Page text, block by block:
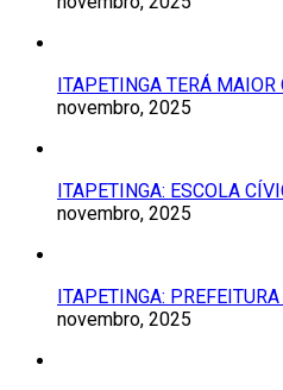
ITAPETINGA TERÁ
novembro, 2025
ITAPETINGA: ESCOLA
novembro, 2025
ITAPETINGA:
novembro, 2025